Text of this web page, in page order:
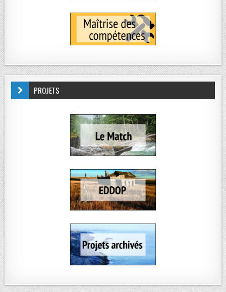
PROJETS